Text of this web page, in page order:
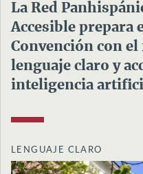
La Red
Accesible prepara
Convención con el
lenguaje claro y
inteligencia
LENGUAJE CLARO